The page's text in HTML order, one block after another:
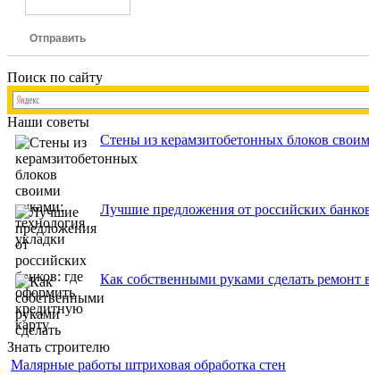
Отправить
Поиск по сайту
Наши советы
Стены из керамзитобетонных блоков
Лучшие предложения от российских
Как собственными руками сделать ремонт
Знать строителю
Малярные работы штриховая обработка стен